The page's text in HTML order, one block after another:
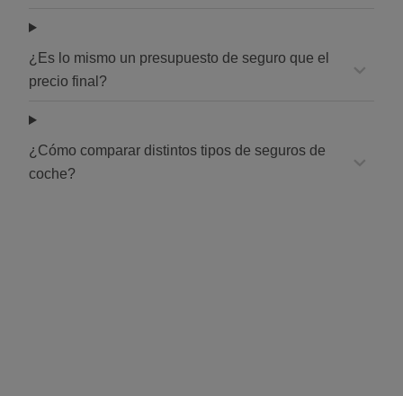
¿Es lo mismo un presupuesto de seguro que el
precio final?
¿Cómo comparar distintos tipos de seguros de
coche?